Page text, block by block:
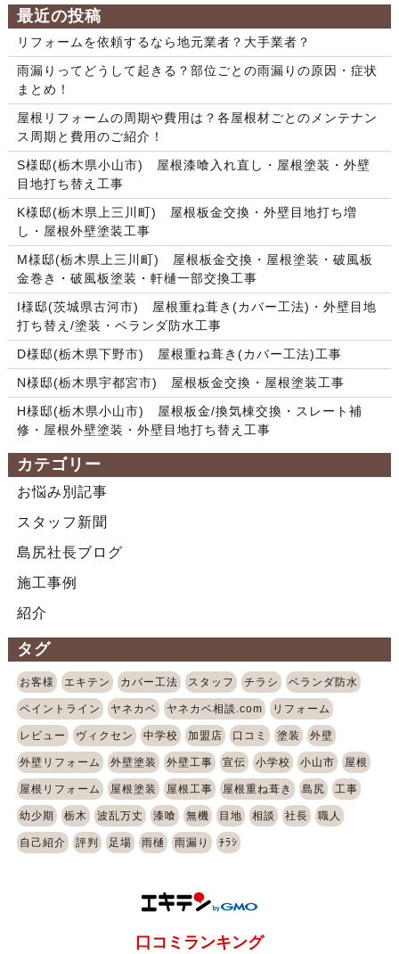
最近の投稿
リフォームを依頼するなら地元業者？大手業者？
雨漏りってどうして起きる？部位ごとの雨漏りの原因・症状
まとめ！
屋根リフォームの周期や費用は？各屋根材ごとのメンテナン
ス周期と費用のご紹介！
S様邸(栃木県小山市) 屋根漆喰入れ直し・屋根塗装・外壁
目地打ち替え工事
K様邸(栃木県上三川町) 屋根板金交換・外壁目地打ち増
し・屋根外壁塗装工事
M様邸(栃木県上三川町) 屋根板金交換・屋根塗装・破風板
金巻き・破風板塗装・軒樋一部交換工事
I様邸(茨城県古河市) 屋根重ね葺き(カバー工法)・外壁目地
打ち替え/塗装・ベランダ防水工事
D様邸(栃木県下野市) 屋根重ね葺き(カバー工法)工事
N様邸(栃木県宇都宮市) 屋根板金交換・屋根塗装工事
H様邸(栃木県小山市) 屋根板金/換気棟交換・スレート補
修・屋根外壁塗装・外壁目地打ち替え工事
カテゴリー
お悩み別記事
スタッフ新聞
島尻社長ブログ
施工事例
紹介
タグ
お客様 エキテン カバー工法 スタッフ チラシ ベランダ防水
ペイントライン ヤネカベ ヤネカベ相談.com リフォーム
レビュー ヴィクセン 中学校 加盟店 口コミ 塗装 外壁
外壁リフォーム 外壁塗装 外壁工事 宣伝 小学校 小山市 屋根
屋根リフォーム 屋根塗装 屋根工事 屋根重ね葺き 島尻 工事
幼少期 栃木 波乱万丈 漆喰 無機 目地 相談 社長 職人
自己紹介 評判 足場 雨樋 雨漏り ﾁﾗｼ